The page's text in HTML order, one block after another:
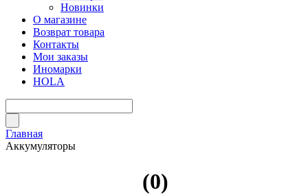
Новинки
О магазине
Возврат товара
Контакты
Мои заказы
Иномарки
HOLA
Главная
Аккумуляторы
(0)